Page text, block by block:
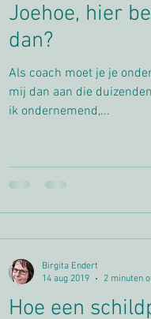
Joehoe, hier
dan?
Als coach moet je je
mij dan aan die
ik ondernemend,...
Hoe een
Birgita Endert
14 aug 2019
2 minuten